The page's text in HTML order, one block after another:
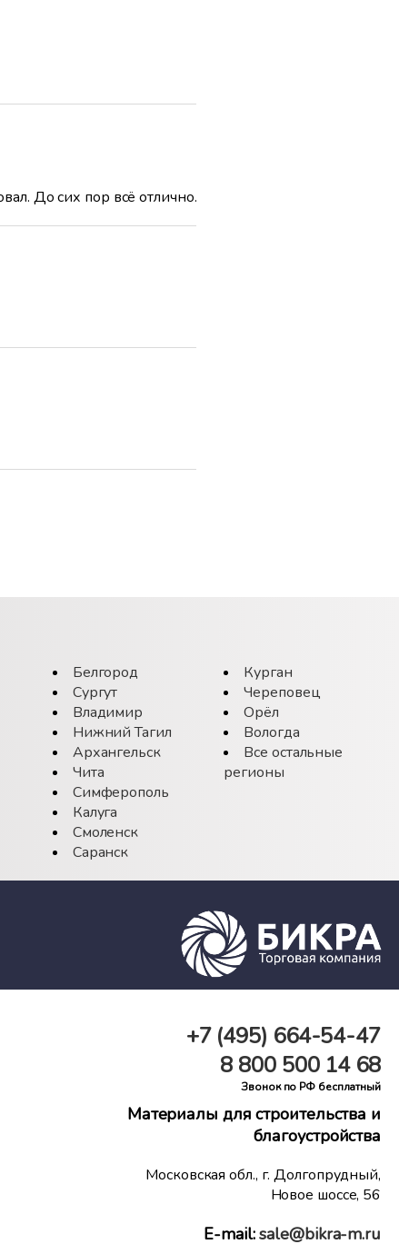
До сих пор всё отлично.
Белгород
Сургут
Владимир
Нижний Тагил
Архангельск
Чита
Симферополь
Калуга
Смоленск
Саранск
Курган
Череповец
Орёл
Вологда
Все остальные
регионы
+7 (495) 664-54-47
8 800500 14 68
Звонок по РФ бесплатный
Материалы для строительства и
благоустройства
Московская обл., г. Долгопрудный,
Новое шоссе, 56
E-mail:sale@bikra-m.ru